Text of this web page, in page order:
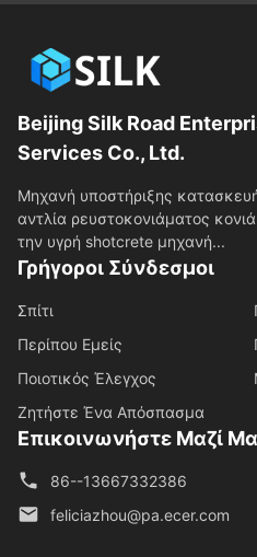
Beijing Silk Road
Services Co., Ltd.
Μηχανή υποστήριξης
αντλία ρευστοκονιάματος
την υγρή shotcrete μηχανή...
Γρήγοροι Σύνδεσμοι
Σπίτι
Περίπου Εμείς
Ποιοτικός Έλεγχος
Ζητήστε Ένα Απόσπασμα
Επικοινωνήστε Μαζί
86--13667332386
feliciazhou@pa.ecer.com